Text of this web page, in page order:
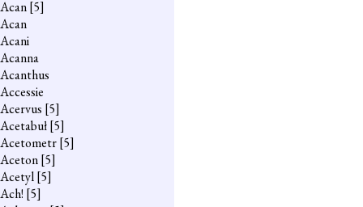
Acan[5]
Acan
Acani
Acanna
Acanthus
Accessie
Acervus [5]
Acetabuł[5]
Acetometr[5]
Aceton[5]
Acetyl[5]
Ach! [5]